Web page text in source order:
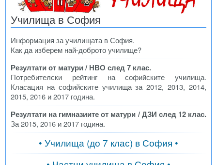
Училища в София
Информация за училищата в София.
Как да изберем най-доброто училище?
Резултати от матури / НВО след 7 клас.
Потребителски рейтинг на софийските училища.
Класация на софийските училища за 2012, 2013, 2014,
2015, 2016 и 2017 година.
Резултати на гимназиите от матури / ДЗИ след 12 клас.
За 2015, 2016 и 2017 година.
• Училища (до 7 клас) в София •